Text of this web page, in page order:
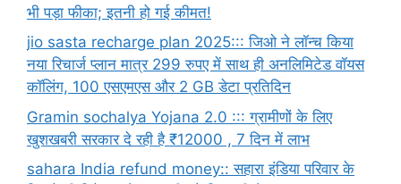
भी पड़ा फीका; इतनी हो गई कीमत!
jio sasta recharge plan 2025::: जिओ ने लॉन्च किया
नया रिचार्ज प्लान मात्र 299 रुपए में साथ ही अनलिमिटेड वॉयस
कॉलिंग, 100 एसएमएस और 2 GB डेटा प्रतिदिन
Gramin sochalya Yojana 2.0 ::: ग्रामीणों के लिए
खुशखबरी सरकार दे रही है ₹12000 , 7 दिन में लाभ
sahara India refund money:: सहारा इंडिया परिवार के